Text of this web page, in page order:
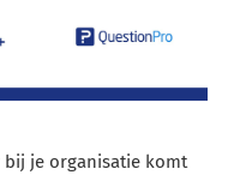
bij je organisatie komt